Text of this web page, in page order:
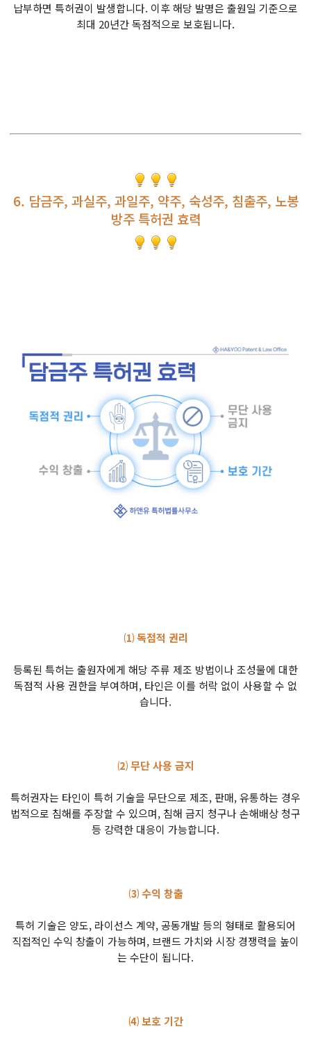
납부하면 특허권이 발생합니다. 이후 해당 발명은 출원일 기준으로
최대 20년간 독점적으로 보호됩니다.
6. 담금주, 과실주, 과일주, 약주, 숙성주, 침출주, 노봉
방주 특허권 효력
⑴ 독점적 권리
등록된 특허는 출원자에게 해당 주류 제조 방법이나 조성물에 대한
독점적 사용 권한을 부여하며, 타인은 이를 허락 없이 사용할 수 없
습니다.
⑵ 무단 사용 금지
특허권자는 타인이 특허 기술을 무단으로 제조, 판매, 유통하는 경우
법적으로 침해를 주장할 수 있으며, 침해 금지 청구나 손해배상 청구
등 강력한 대응이 가능합니다.
⑶ 수익 창출
특허 기술은 양도, 라이선스 계약, 공동개발 등의 형태로 활용되어
직접적인 수익 창출이 가능하며, 브랜드 가치와 시장 경쟁력을 높이
는 수단이 됩니다.
⑷ 보호 기간